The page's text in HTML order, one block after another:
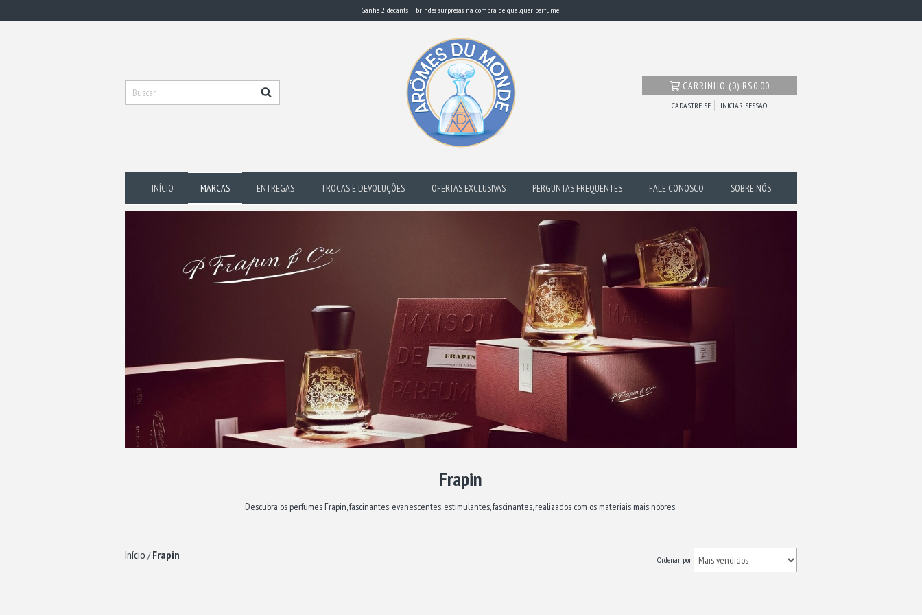
Ganhe 2 decants + brindes surpresas na compra de qualquer perfume!
CARRINHO (0) R$0,00
CADASTRE-SE INICIAR SESSÃO
INÍCIO MARCAS ENTREGAS TROCAS E DEVOLUÇÕES OFERTAS EXCLUSIVAS PERGUNTAS FREQUENTES FALE CONOSCO SOBRE NÓS
Frapin
Descubra os perfumes Frapin, fascinantes, evanescentes, estimulantes, fascinantes, realizados com os materiais mais nobres.
Início / Frapin Ordenar por